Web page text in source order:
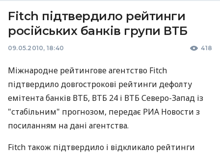
Fitch підтвердило рейтинги
російських банків групи ВТБ
09.05.2010, 18:40 418
Міжнародне рейтингове агентство Fitch
підтвердило довгострокові рейтинги дефолту
емітента банків ВТБ, ВТБ 24 і ВТБ Северо-Запад із
"стабільним" прогнозом, передає РИА Новости з
посиланням на дані агентства.
Fitch також підтвердило і відкликало рейтинги